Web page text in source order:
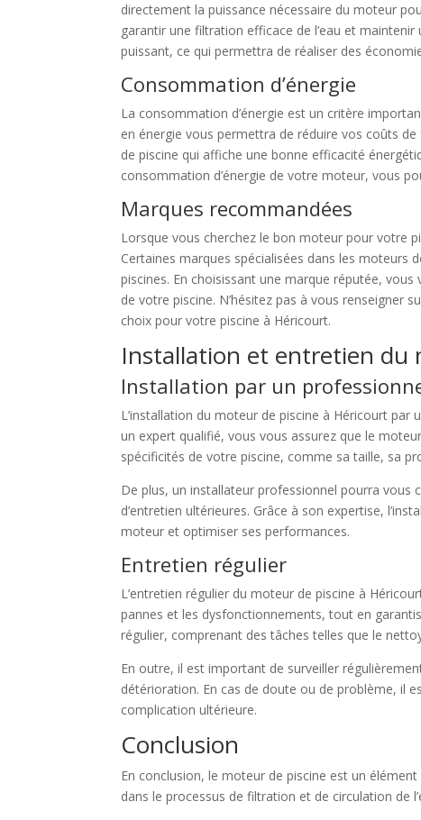
directement la puissance nécessaire du moteur
garantir une filtration efficace de l’eau et
puissant, ce qui permettra de réaliser des
Consommation d’énergie
La consommation d’énergie est un critère
en énergie vous permettra de réduire vos coûts
de piscine qui affiche une bonne efficacité
consommation d’énergie de votre moteur, vous
Marques recommandées
Lorsque vous cherchez le bon moteur pour votre
Certaines marques spécialisées dans les moteurs
piscines. En choisissant une marque réputée,
de votre piscine. N’hésitez pas à vous renseigner
choix pour votre piscine à Héricourt.
Installation et entretien du
Installation par un
L’installation du moteur de piscine à Héricourt
un expert qualifié, vous vous assurez que le
spécificités de votre piscine, comme sa taille, sa
De plus, un installateur professionnel pourra vous
d’entretien ultérieures. Grâce à son expertise,
moteur et optimiser ses performances.
Entretien régulier
L’entretien régulier du moteur de piscine à
pannes et les dysfonctionnements, tout en
régulier, comprenant des tâches telles que le
En outre, il est important de surveiller
détérioration. En cas de doute ou de problème, il
complication ultérieure.
Conclusion
En conclusion, le moteur de piscine est un
dans le processus de filtration et de circulation de